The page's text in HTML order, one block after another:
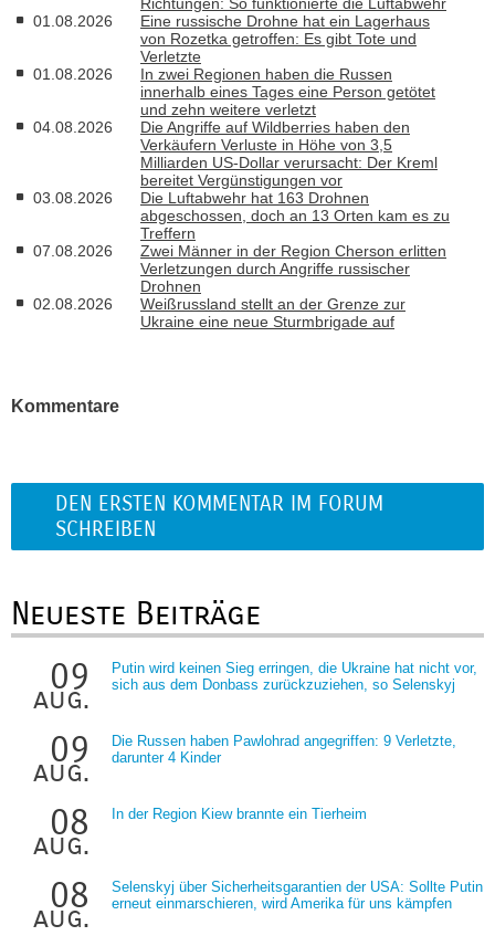
01.08.2026
Eine russische Drohne hat ein Lagerhaus
von Rozetka getroffen: Es gibt Tote und
Verletzte
01.08.2026
In zwei Regionen haben die Russen
innerhalb eines Tages eine Person getötet
und zehn weitere verletzt
04.08.2026
Die Angriffe auf Wildberries haben den
Verkäufern Verluste in Höhe von 3,5
Milliarden US-Dollar verursacht: Der Kreml
bereitet Vergünstigungen vor
03.08.2026
Die Luftabwehr hat 163 Drohnen
abgeschossen, doch an 13 Orten kam es zu
Treffern
07.08.2026
Zwei Männer in der Region Cherson erlitten
Verletzungen durch Angriffe russischer
Drohnen
02.08.2026
Weißrussland stellt an der Grenze zur
Ukraine eine neue Sturmbrigade auf
Kommentare
DEN ERSTEN KOMMENTAR IM FORUM
SCHREIBEN
Neueste Beiträge
09
aug.
Putin wird keinen Sieg erringen, die Ukraine hat nicht vor,
sich aus dem Donbass zurückzuziehen, so Selenskyj
09
aug.
Die Russen haben Pawlohrad angegriffen: 9 Verletzte,
darunter 4 Kinder
08
aug.
In der Region Kiew brannte ein Tierheim
08
aug.
Selenskyj über Sicherheitsgarantien der USA: Sollte Putin
erneut einmarschieren, wird Amerika für uns kämpfen